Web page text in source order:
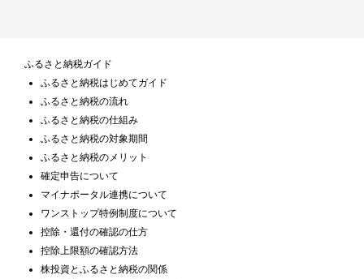
ふるさと納税ガイド
ふるさと納税はじめてガイド
ふるさと納税の流れ
ふるさと納税の仕組み
ふるさと納税の対象期間
ふるさと納税のメリット
確定申告について
マイナポータル連携について
ワンストップ特例制度について
控除・還付の確認の仕方
控除上限額の確認方法
株投資とふるさと納税の関係